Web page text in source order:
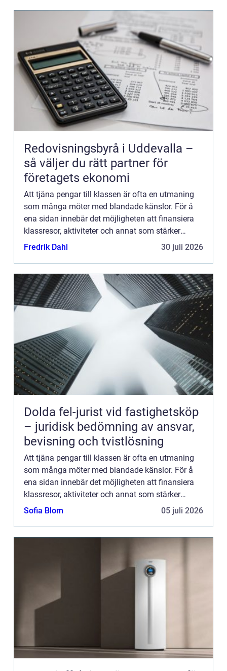
Redovisningsbyrå i Uddevalla –
så väljer du rätt partner för
företagets ekonomi
Att tjäna pengar till klassen är ofta en utmaning
som många möter med blandade känslor. För å
ena sidan innebär det möjligheten att finansiera
klassresor, aktiviteter och annat som stärker
sammanh&a...
Fredrik Dahl 30 juli 2026
Dolda fel-jurist vid fastighetsköp
– juridisk bedömning av ansvar,
bevisning och tvistlösning
Att tjäna pengar till klassen är ofta en utmaning
som många möter med blandade känslor. För å
ena sidan innebär det möjligheten att finansiera
klassresor, aktiviteter och annat som stärker
sammanh&a...
Sofia Blom 05 juli 2026